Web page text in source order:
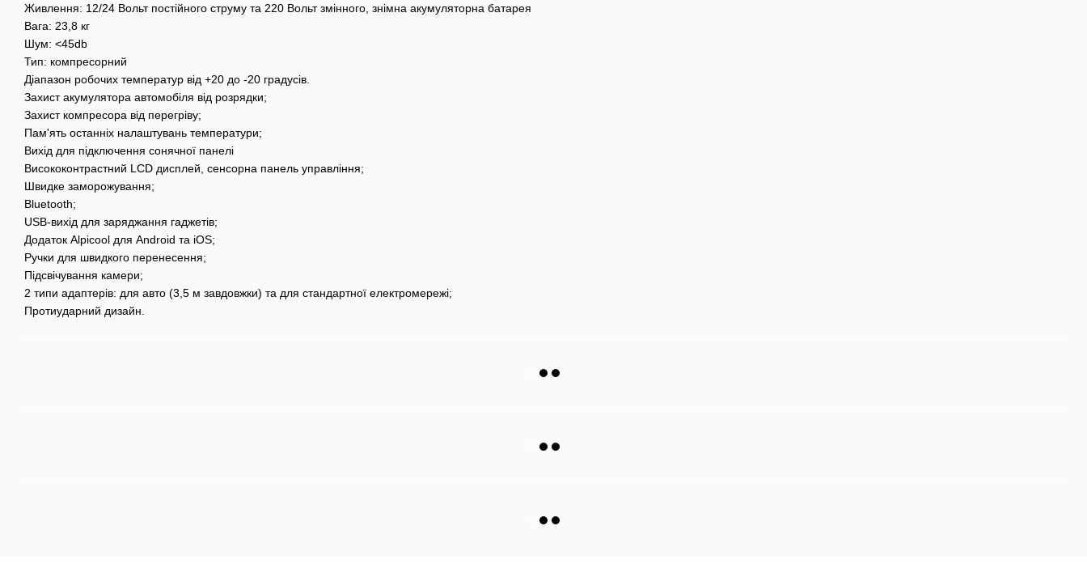
Живлення: 12/24 Вольт постійного струму та 220 Вольт змінного, знімна акумуляторна батарея
Вага: 23,8 кг
Шум: <45db
Тип: компресорний
Діапазон робочих температур від +20 до -20 градусів.
Захист акумулятора автомобіля від розрядки;
Захист компресора від перегріву;
Пам'ять останніх налаштувань температури;
Вихід для підключення сонячної панелі
Висококонтрастний LCD дисплей, сенсорна панель управління;
Швидке заморожування;
Bluetooth;
USB-вихід для заряджання гаджетів;
Додаток Alpicool для Android та iOS;
Ручки для швидкого перенесення;
Підсвічування камери;
2 типи адаптерів: для авто (3,5 м завдовжки) та для стандартної електромережі;
Протиударний дизайн.